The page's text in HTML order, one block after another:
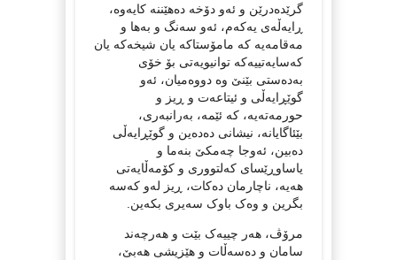
گرێدەدرێن و ئەو دۆخە دەهێننە کایەوە،
ڕایەڵەی یەکەم، ئەو سەنگ و بەها و
مەقامەیە کە مامۆستاکە یان شیخەکە یان
کەسایەتییەکە توانیویەتی بۆ خۆی
بەدەستی بێنێ وە دووەمیان، ئەو
گوێڕایەڵی و ئیتاعەت و ڕیز و
حورمەتەیە، کە ئێمە، بەرانبەری،
بێئاگایانە، نیشانی دەدەین و گوێڕایەڵی
دەبین، ئەوجا چەمکێ بنەما و
یاساوڕێسای کەلتووری و کۆمەڵایەتی
هەیە، ناچارمان دەکات، ڕیز لەو کەسە
بگرین و وەک باوک سەیری بکەین.
مرۆڤ، هەر چییەک بێت و هەرچەند
سامان و دەسەڵات و هێزیشی هەبێ،